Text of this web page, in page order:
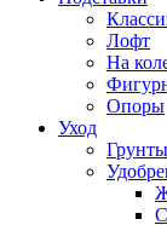
Лофт
На
Опоры
Уход
Грунты